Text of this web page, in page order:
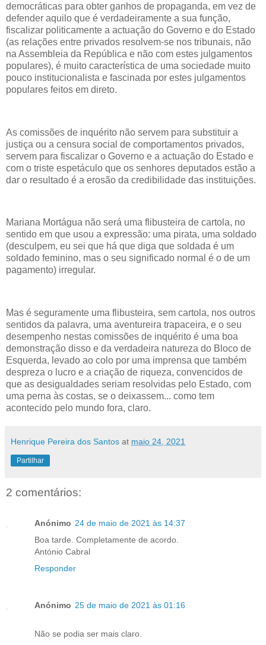
democráticas para obter ganhos de propaganda, em vez de
defender aquilo que é verdadeiramente a sua função,
fiscalizar politicamente a actuação do Governo e do Estado
(as relações entre privados resolvem-se nos tribunais, não
na Assembleia da República e não com estes julgamentos
populares), é muito característica de uma sociedade muito
pouco institucionalista e fascinada por estes julgamentos
populares feitos em direto.
As comissões de inquérito não servem para substituir a
justiça ou a censura social de comportamentos privados,
servem para fiscalizar o Governo e a actuação do Estado e
com o triste espetáculo que os senhores deputados estão a
dar o resultado é a erosão da credibilidade das instituições.
Mariana Mortágua não será uma flibusteira de cartola, no
sentido em que usou a expressão: uma pirata, uma soldado
(desculpem, eu sei que há que diga que soldada é um
soldado feminino, mas o seu significado normal é o de um
pagamento) irregular.
Mas é seguramente uma flibusteira, sem cartola, nos outros
sentidos da palavra, uma aventureira trapaceira, e o seu
desempenho nestas comissões de inquérito é uma boa
demonstração disso e da verdadeira natureza do Bloco de
Esquerda, levado ao colo por uma imprensa que também
despreza o lucro e a criação de riqueza, convencidos de
que as desigualdades seriam resolvidas pelo Estado, com
uma perna às costas, se o deixassem... como tem
acontecido pelo mundo fora, claro.
Henrique Pereira dos Santos at maio 24, 2021
Partilhar
2 comentários:
Anónimo 24 de maio de 2021 às 14:37
Boa tarde. Completamente de acordo.
António Cabral
Responder
Anónimo 25 de maio de 2021 às 01:16
Não se podia ser mais claro.